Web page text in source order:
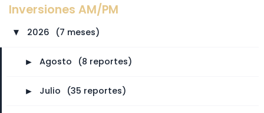
Inversiones AM/PM
► 2026 (7 meses)
► Agosto (8 reportes)
► Julio (35 reportes)